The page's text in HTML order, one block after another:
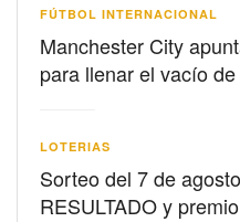
FÚTBOL INTERNACIONAL
Manchester City
para llenar el vacío
LOTERIAS
Sorteo del 7 de
RESULTADO y